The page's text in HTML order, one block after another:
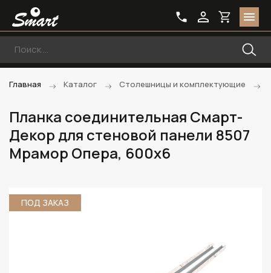
Главная Каталог Столешницы и комплектующие
Планка соединительная Смарт-
Декор для стеновой панели 8507
Мрамор Опера, 600x6
ПОД ЗАКАЗ